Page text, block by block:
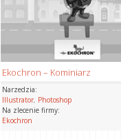
Ekochron – Kominiarz
Narzedzia:
Illustrator, Photoshop
Na zlecenie firmy:
Ekochron